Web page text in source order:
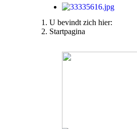
U bevindt zich hier:
Startpagina